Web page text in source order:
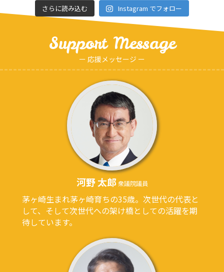
さらに読み込む Instagram でフォロー
Support Message
ー 応援メッセージ ー
河野 太郎衆議院議員​
茅ヶ崎生まれ茅ヶ崎育ちの35歳。次世代の代表と
して、そして次世代への架け橋としての活躍を期
待しています。